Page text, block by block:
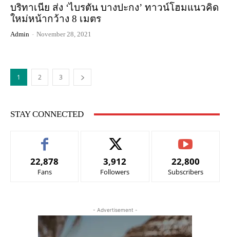
บริทาเนีย ส่ง ‘ไบรตัน บางปะกง’ ทาวน์โฮมแนวคิด
ใหม่หน้ากว้าง 8 เมตร
Admin - November 28, 2021
1 2 3
STAY CONNECTED
22,878
Fans
3,912
Followers
22,800
Subscribers
- Advertisement -